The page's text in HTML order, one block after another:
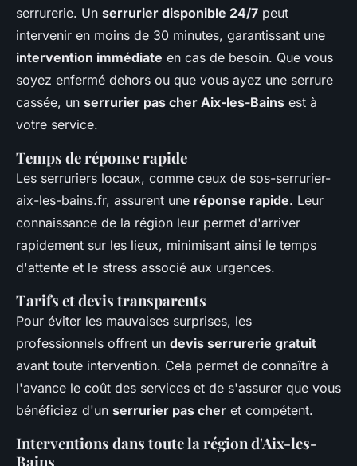
serrurerie. Un serrurier disponible 24/7 peut
intervenir en moins de 30 minutes, garantissant une
intervention immédiate en cas de besoin. Que vous
soyez enfermé dehors ou que vous ayez une serrure
cassée, un serrurier pas cher Aix-les-Bains est à
votre service.
Temps de réponse rapide
Les serruriers locaux, comme ceux de sos-serrurier-
aix-les-bains.fr, assurent une réponse rapide. Leur
connaissance de la région leur permet d'arriver
rapidement sur les lieux, minimisant ainsi le temps
d'attente et le stress associé aux urgences.
Tarifs et devis transparents
Pour éviter les mauvaises surprises, les
professionnels offrent un devis serrurerie gratuit
avant toute intervention. Cela permet de connaître à
l'avance le coût des services et de s'assurer que vous
bénéficiez d'un serrurier pas cher et compétent.
Interventions dans toute la région d'Aix-les-
Bains